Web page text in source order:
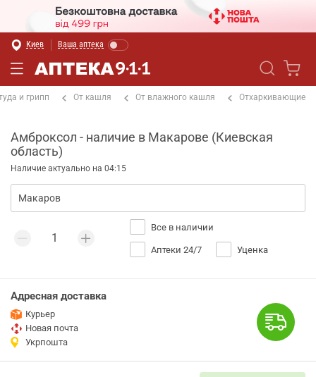
Киев Ваша аптека
и грипп От кашля От влажного кашля Отхаркивающие
Амброксол - наличие в Макарове (Киевская
область)
Наличие актуально на 04:15
Все в наличии
Аптеки 24/7 Уценка
Адресная доставка
Курьер
Новая почта
Укрпошта